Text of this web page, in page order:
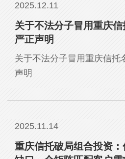
2025.12.11
关于不法分子冒用重庆
严正声明
关于不法分子冒用重庆信托
声明
2025.11.14
重庆信托破局组合投资